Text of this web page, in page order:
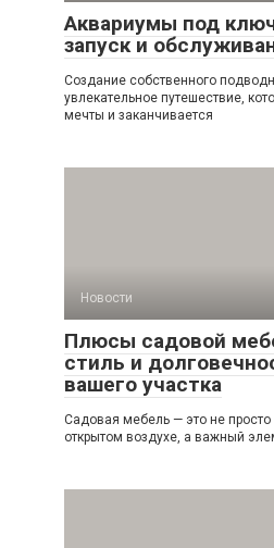
Аквариумы под
запуск и
Создание собственного
увлекательное путешествие,
мечты и заканчивается
Новости
Плюсы садовой
стиль и
вашего участка
Садовая мебель — это не
открытом воздухе, а важный